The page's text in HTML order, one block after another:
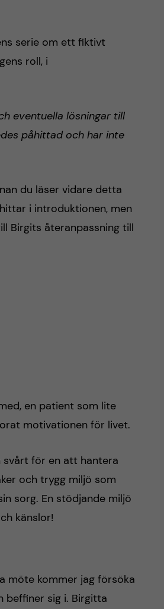
serie om ett fiktivt
roll, i
eventuella lösningar till
påhittad och har inte
du läser vidare detta
i introduktionen, men
Birgits återanpassning till
en patient som lite
motivationen för livet.
för en att hantera
och trygg miljö som
sorg. En stödjande miljö
känslor!
möte kommer jag försöka
beffiner sig i. Birgitta